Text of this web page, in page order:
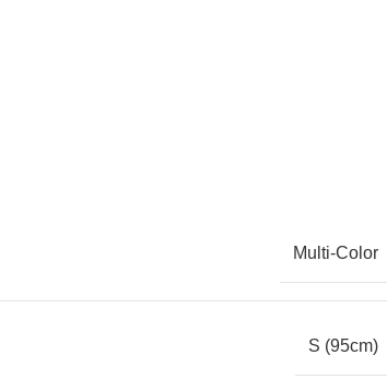
Multi-Color
S (95cm)